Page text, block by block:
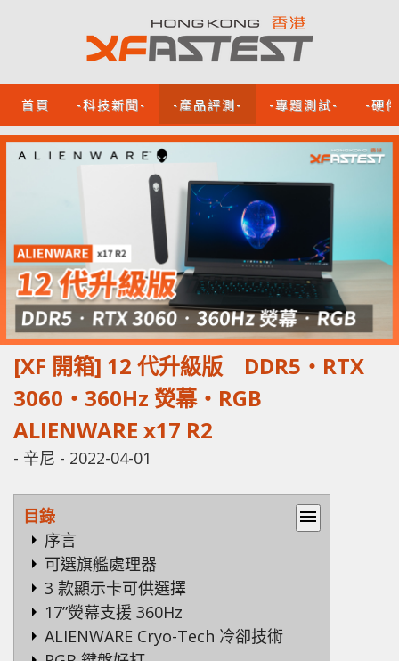
首頁 -科技新聞- -產品評測- -專題測試- -硬
[XF 開箱] 12 代升級版 DDR5‧RTX
3060‧360Hz 熒幕‧RGB
ALIENWARE x17 R2
- 辛尼 - 2022-04-01
目錄
menu
序言
可選旗艦處理器
3 款顯示卡可供選擇
17”熒幕支援 360Hz
ALIENWARE Cryo-Tech 冷卻技術